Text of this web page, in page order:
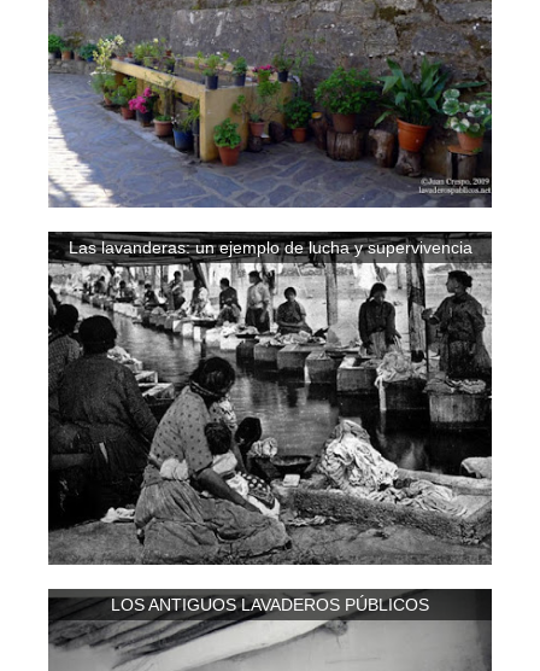
Las lavanderas: un ejemplo de lucha y supervivencia
LOS ANTIGUOS LAVADEROS PÚBLICOS